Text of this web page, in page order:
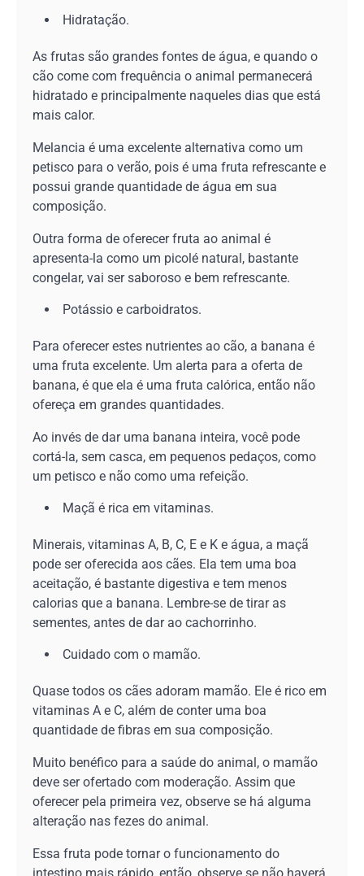
Hidratação.
As frutas são grandes fontes de água, e quando o
cão come com frequência o animal permanecerá
hidratado e principalmente naqueles dias que está
mais calor.
Melancia é uma excelente alternativa como um
petisco para o verão, pois é uma fruta refrescante e
possui grande quantidade de água em sua
composição.
Outra forma de oferecer fruta ao animal é
apresenta-la como um picolé natural, bastante
congelar, vai ser saboroso e bem refrescante.
Potássio e carboidratos.
Para oferecer estes nutrientes ao cão, a banana é
uma fruta excelente. Um alerta para a oferta de
banana, é que ela é uma fruta calórica, então não
ofereça em grandes quantidades.
Ao invés de dar uma banana inteira, você pode
cortá-la, sem casca, em pequenos pedaços, como
um petisco e não como uma refeição.
Maçã é rica em vitaminas.
Minerais, vitaminas A, B, C, E e K e água, a maçã
pode ser oferecida aos cães. Ela tem uma boa
aceitação, é bastante digestiva e tem menos
calorias que a banana. Lembre-se de tirar as
sementes, antes de dar ao cachorrinho.
Cuidado com o mamão.
Quase todos os cães adoram mamão. Ele é rico em
vitaminas A e C, além de conter uma boa
quantidade de fibras em sua composição.
Muito benéfico para a saúde do animal, o mamão
deve ser ofertado com moderação. Assim que
oferecer pela primeira vez, observe se há alguma
alteração nas fezes do animal.
Essa fruta pode tornar o funcionamento do